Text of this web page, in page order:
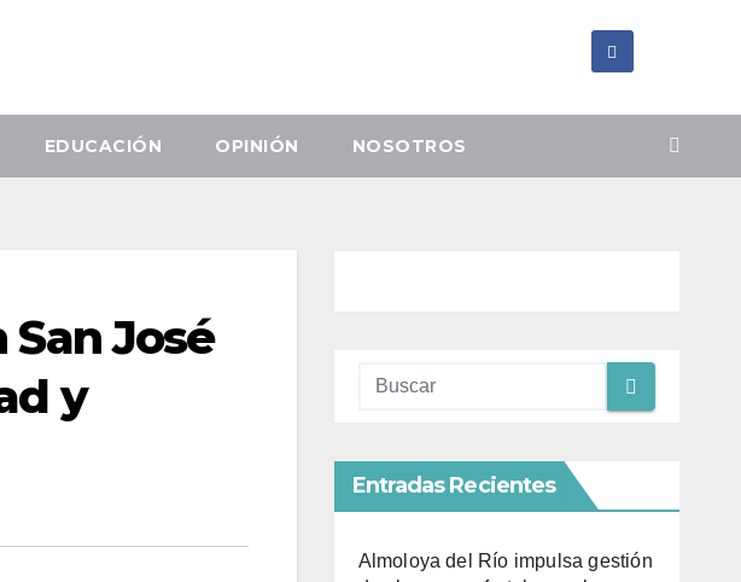
EDUCACIÓN OPINIÓN NOSOTROS
José
y
Entradas Recientes
Almoloya del Río impulsa gestión